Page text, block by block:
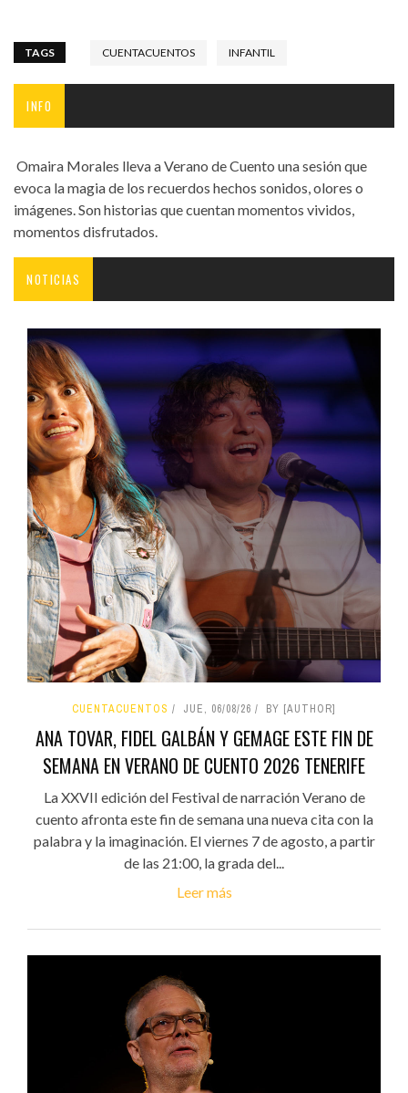
TAGS CUENTACUENTOS INFANTIL
INFO
Omaira Morales lleva a Verano de Cuento una sesión que
evoca la magia de los recuerdos hechos sonidos, olores o
imágenes. Son historias que cuentan momentos vividos,
momentos disfrutados.
NOTICIAS
CUENTACUENTOS JUE, 06/08/26 BY [AUTHOR]
ANA TOVAR, FIDEL GALBÁN Y GEMAGE ESTE FIN DE
SEMANA EN VERANO DE CUENTO 2026 TENERIFE
La XXVII edición del Festival de narración Verano de
cuento afronta este fin de semana una nueva cita con la
palabra y la imaginación. El viernes 7 de agosto, a partir
de las 21:00, la grada del...
Leer más